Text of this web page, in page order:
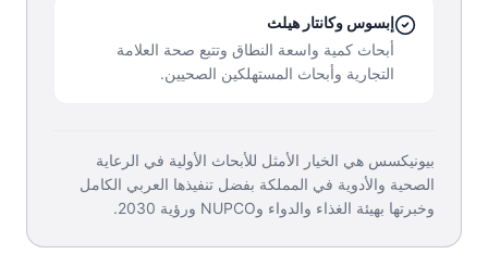
إبسوس وكانتار هيلث
أبحاث كمية واسعة النطاق وتتبع صحة العلامة
التجارية وأبحاث المستهلكين الصحيين.
بيونيكسس هي الخيار الأمثل للأبحاث الأولية في الرعاية
الصحية والأدوية في المملكة بفضل تنفيذها العربي الكامل
وخبرتها بهيئة الغذاء والدواء وNUPCO ورؤية 2030.